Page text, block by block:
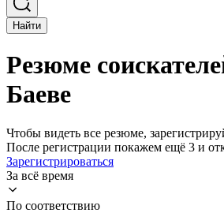
Найти
Резюме
Баеве
Чтобы видеть все резюме,
После регистрации покажем ещё 3 и
Зарегистрироваться
За всё время
По соответствию